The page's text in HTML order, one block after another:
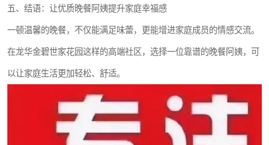
五、结语：让优质晚餐阿姨提升家庭幸福感
一顿温馨的晚餐，不仅能满足味蕾，更能增进家庭成员的情感交流。
在龙华金碧世家花园这样的高端社区，选择一位靠谱的晚餐阿姨，可
以让家庭生活更加轻松、舒适。